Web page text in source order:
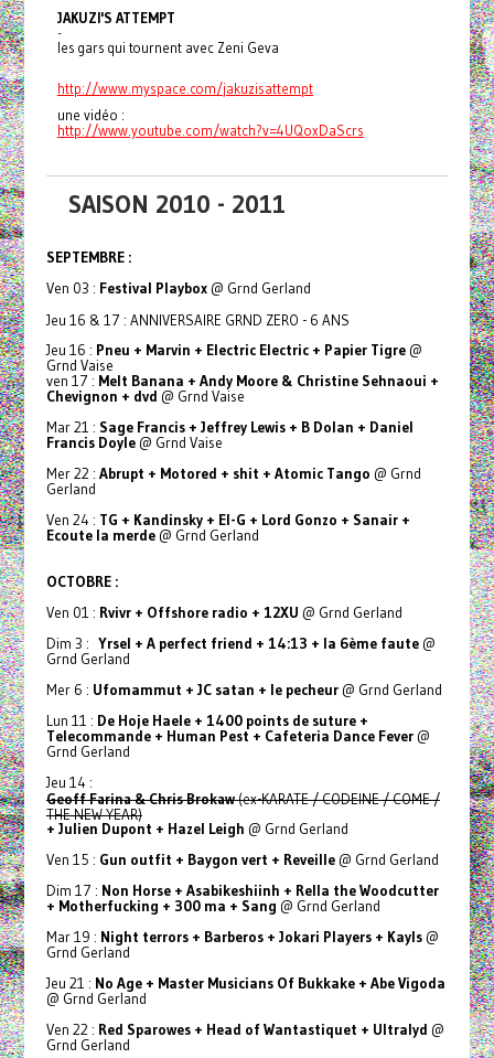
JAKUZI'S ATTEMPT
-
les gars qui tournent avec Zeni Geva
http://www.myspace.com/jakuzisattempt
une vidéo :
http://www.youtube.com/watch?v=4UQoxDaScrs
SAISON 2010 - 2011
SEPTEMBRE :
Ven 03 : Festival Playbox@ Grnd Gerland
Jeu 16 & 17 : ANNIVERSAIRE GRND ZERO - 6 ANS
Jeu 16 : Pneu + Marvin + Electric Electric + Papier Tigre@
Grnd Vaise
ven 17 : Melt Banana + Andy Moore & Christine Sehnaoui +
Chevignon + dvd @ Grnd Vaise
Mar 21 : Sage Francis + Jeffrey Lewis + B Dolan + Daniel
Francis Doyle@ Grnd Vaise
Mer 22 : Abrupt + Motored + shit + Atomic Tango @ Grnd
Gerland
Ven 24 : TG + Kandinsky + El-G + Lord Gonzo + Sanair +
Ecoute la merde@ Grnd Gerland
OCTOBRE :
Ven 01 : Rvivr + Offshore radio + 12XU @ Grnd Gerland
Dim 3 : Yrsel + A perfect friend + 14:13 + la 6ème faute@
Grnd Gerland
Mer 6 : Ufomammut + JC satan + le pecheur@ Grnd Gerland
Lun 11 : De Hoje Haele + 1400 points de suture +
Telecommande + Human Pest + Cafeteria Dance Fever@
Grnd Gerland
Jeu 14 :
Geoff Farina & Chris Brokaw(ex-KARATE / CODEINE / COME /
THE NEW YEAR)
+ Julien Dupont + Hazel Leigh @ Grnd Gerland
Ven 15 : Gun outfit + Baygon vert + Reveille @ Grnd Gerland
Dim 17 : Non Horse + Asabikeshiinh + Rella the Woodcutter
+ Motherfucking + 300 ma + Sang @ Grnd Gerland
Mar 19 : Night terrors + Barberos + Jokari Players + Kayls@
Grnd Gerland
Jeu 21 : No Age + Master Musicians Of Bukkake + Abe Vigoda
@ Grnd Gerland
Ven 22 : Red Sparowes + Head of Wantastiquet + Ultralyd @
Grnd Gerland